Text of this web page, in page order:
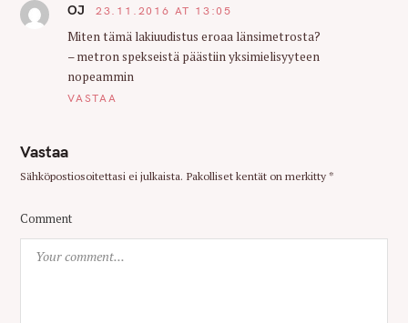
o
OJ 23.11.2016 AT 13:05
Miten tämä lakiuudistus eroaa länsimetrosta?
– metron spekseistä päästiin yksimielisyyteen
nopeammin
VASTAA
Vastaa
Sähköpostiosoitettasi ei julkaista. Pakolliset kentät on merkitty*
Comment